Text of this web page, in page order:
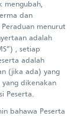
mengubah,
dan
menurut
adalah
, setiap
adalah
(jika ada) yang
dikenakan
Peserta.
bahawa Peserta